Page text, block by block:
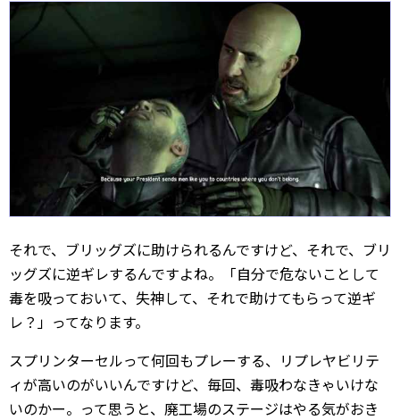
それで、ブリッグズに助けられるんですけど、それで、ブリ
ッグズに逆ギレするんですよね。「自分で危ないことして
毒を吸っておいて、失神して、それで助けてもらって逆ギ
レ？」ってなります。
スプリンターセルって何回もプレーする、リプレヤビリテ
ィが高いのがいいんですけど、毎回、毒吸わなきゃいけな
いのかー。って思うと、廃工場のステージはやる気がおき